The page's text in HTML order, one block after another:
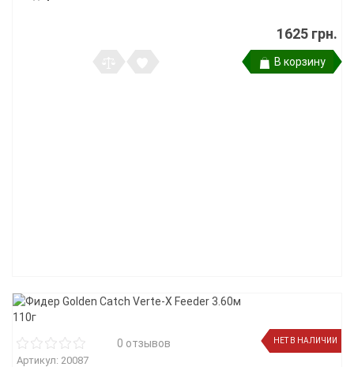
1625 грн.
В корзину
НЕТ В НАЛИЧИИ
0 отзывов
Артикул: 20087